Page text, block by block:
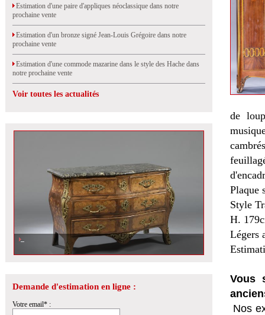
Estimation d'une paire d'appliques néoclassique dans notre
prochaine vente
Estimation d'un bronze signé Jean-Louis Grégoire dans notre
prochaine vente
Estimation d'une commode mazarine dans le style des Hache dans
notre prochaine vente
Voir toutes les actualités
Demande d'estimation en ligne :
Votre email* :
de
Plaque
Style
H.
Légers
Vous
Nos